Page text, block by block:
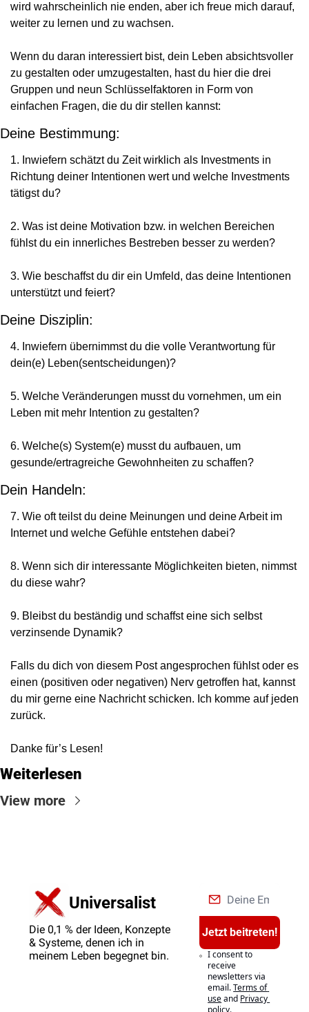
wird wahrscheinlich nie enden, aber ich freue mich darauf,
weiter zu lernen und zu wachsen.
Wenn du daran interessiert bist, dein Leben absichtsvoller
zu gestalten oder umzugestalten, hast du hier die drei
Gruppen und neun Schlüsselfaktoren in Form von
einfachen Fragen, die du dir stellen kannst:
Deine Bestimmung:
1. Inwiefern schätzt du Zeit wirklich als Investments in
Richtung deiner Intentionen wert und welche Investments
tätigst du?
2. Was ist deine Motivation bzw. in welchen Bereichen
fühlst du ein innerliches Bestreben besser zu werden?
3. Wie beschaffst du dir ein Umfeld, das deine Intentionen
unterstützt und feiert?
Deine Disziplin:
4. Inwiefern übernimmst du die volle Verantwortung für
dein(e) Leben(sentscheidungen)?
5. Welche Veränderungen musst du vornehmen, um ein
Leben mit mehr Intention zu gestalten?
6. Welche(s) System(e) musst du aufbauen, um
gesunde/ertragreiche Gewohnheiten zu schaffen?
Dein Handeln:
7. Wie oft teilst du deine Meinungen und deine Arbeit im
Internet und welche Gefühle entstehen dabei?
8. Wenn sich dir interessante Möglichkeiten bieten, nimmst
du diese wahr?
9. Bleibst du beständig und schaffst eine sich selbst
verzinsende Dynamik?
Falls du dich von diesem Post angesprochen fühlst oder es
einen (positiven oder negativen) Nerv getroffen hat, kannst
du mir gerne eine Nachricht schicken. Ich komme auf jeden
zurück.
Danke für’s Lesen!
Weiterlesen
View more
Universalist
Die 0,1 % der Ideen, Konzepte
& Systeme, denen ich in
meinem Leben begegnet bin.
Jetzt beitreten!
I consent to
receive
newsletters via
email.Terms of
useand Privacy